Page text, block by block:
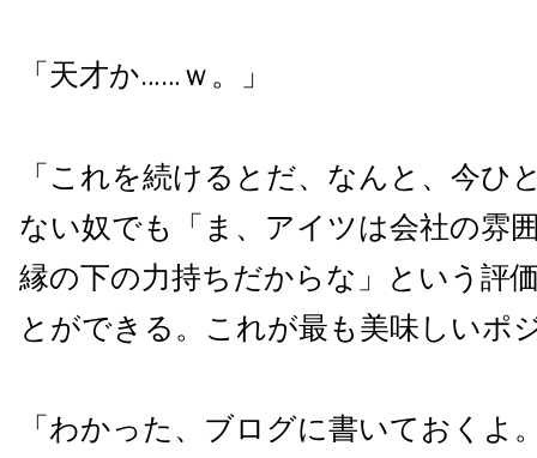
「天才か……ｗ。」
「これを続けるとだ、なんと、今ひ
ない奴でも「ま、アイツは会社の雰
縁の下の力持ちだからな」という評
とができる。これが最も美味しいポ
「わかった、ブログに書いておくよ